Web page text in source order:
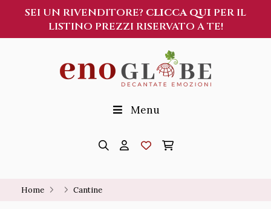
SEI UN RIVENDITORE? CLICCA QUI PER IL
LISTINO PREZZI RISERVATO A TE!
Menu
Home Cantine